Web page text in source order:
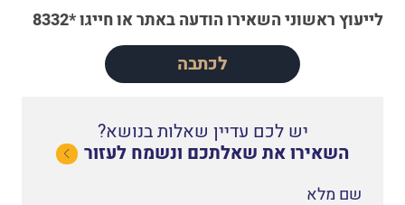
לייעוץ ראשוניהשאירו הודעה באתראוחייגו *8332
לכתבה
יש לכם עדיין שאלות בנושא?
השאירו את שאלתכם ונשמח לעזור